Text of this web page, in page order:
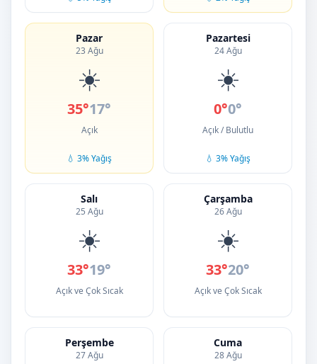
Pazar
23 Ağu
☀️
35°17°
Açık
💧 3% Yağış
Pazartesi
24 Ağu
☀️
0°0°
Açık / Bulutlu
💧 3% Yağış
Salı
25 Ağu
☀️
33°19°
Açık ve Çok Sıcak
Çarşamba
26 Ağu
☀️
33°20°
Açık ve Çok Sıcak
Perşembe
27 Ağu
Cuma
28 Ağu